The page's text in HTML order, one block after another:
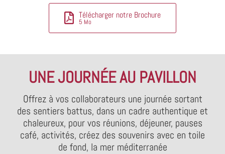
Télécharger notre Brochure
5 Mo
UNE JOURNÉE AU PAVILLON
Offrez à vos collaborateurs une journée sortant
des sentiers battus, dans un cadre authentique et
chaleureux, pour vos réunions, déjeuner, pauses
café, activités, créez des souvenirs avec en toile
de fond, la mer méditerranée